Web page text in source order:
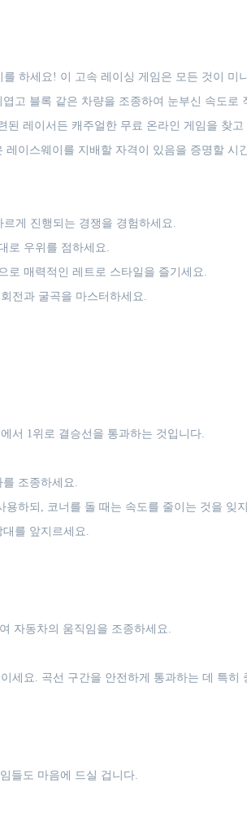
하세요! 이 고속 레이싱 게임은 모든 것이
고 블록 같은 차량을 조종하여 눈부신 속도
레이서든 캐주얼한 무료 온라인 게임을 찾
이스웨이를 지배할 자격이 있음을 증명할
게 진행되는 경쟁을 경험하세요.
로 우위를 점하세요.
로 매력적인 레트로 스타일을 즐기세요.
전과 굴곡을 마스터하세요.
서 1위로 결승선을 통과하는 것입니다.
조종하세요.
하되, 코너를 돌 때는 속도를 줄이는 것을 잊
를 앞지르세요.
자동차의 움직임을 조종하세요.
세요. 곡선 구간을 안전하게 통과하는 데 특히
들도 마음에 드실 겁니다.